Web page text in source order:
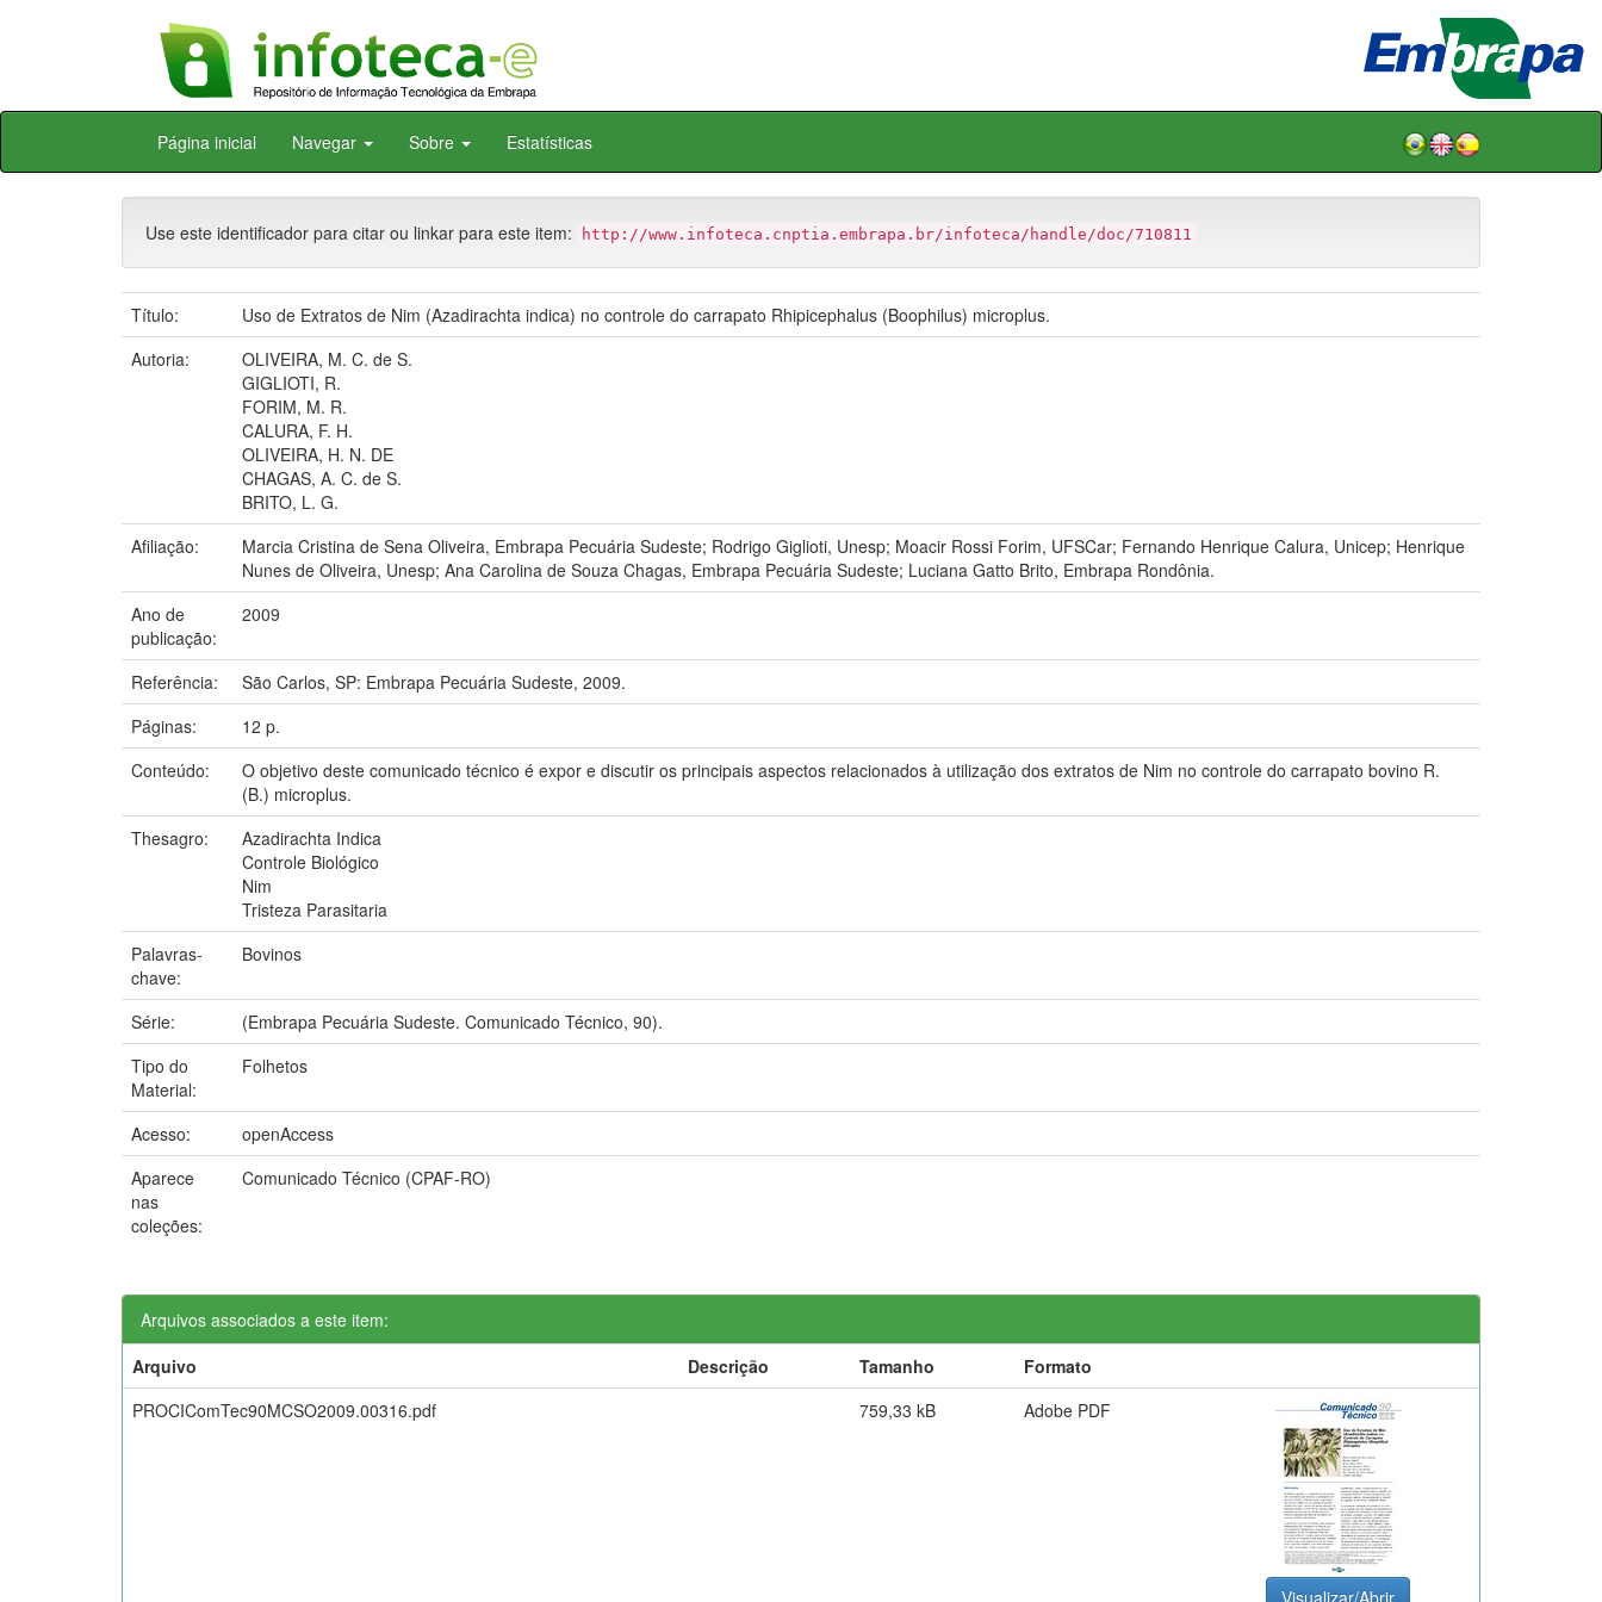
Skip
Página inicial Navegar Sobre Estatísticas
Use este identificador para citar ou linkar para este item: http://www.infoteca.cnptia.embrapa.br/infoteca/handle/doc/710811
Título:
Uso de Extratos de Nim (Azadirachta indica) no controle do carrapato Rhipicephalus (Boophilus) microplus.
Autoria:
OLIVEIRA, M. C. de S.
GIGLIOTI, R.
FORIM, M. R.
CALURA, F. H.
OLIVEIRA, H. N. DE
CHAGAS, A. C. de S.
BRITO, L. G.
Afiliação:
Marcia Cristina de Sena Oliveira, Embrapa Pecuária Sudeste; Rodrigo Giglioti, Unesp; Moacir Rossi Forim, UFSCar; Fernando Henrique Calura, Unicep; Henrique
Nunes de Oliveira, Unesp; Ana Carolina de Souza Chagas, Embrapa Pecuária Sudeste; Luciana Gatto Brito, Embrapa Rondônia.
Ano de
publicação:
2009
Referência:
São Carlos, SP: Embrapa Pecuária Sudeste, 2009.
Páginas:
12 p.
Conteúdo:
O objetivo deste comunicado técnico é expor e discutir os principais aspectos relacionados à utilização dos extratos de Nim no controle do carrapato bovino R.
(B.) microplus.
Thesagro:
Azadirachta Indica
Controle Biológico
Nim
Tristeza Parasitaria
Palavras-
chave:
Bovinos
Série:
(Embrapa Pecuária Sudeste. Comunicado Técnico, 90).
Tipo do
Material:
Folhetos
Acesso:
openAccess
Aparece
nas
coleções:
Comunicado Técnico (CPAF-RO)
Arquivos associados a este item:
Arquivo
Descrição Tamanho
Formato
PROCIComTec90MCSO2009.00316.pdf
759,33 kB Adobe PDF
Visualizar/Abrir